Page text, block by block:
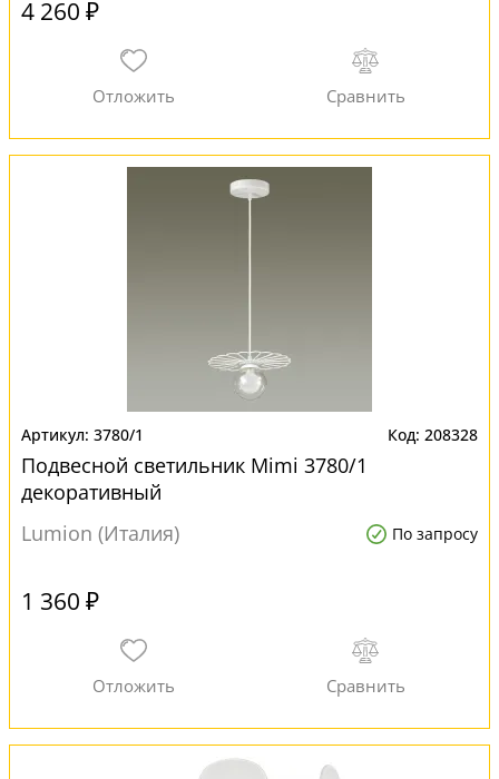
4 260 ₽
3780/1 208328
Подвесной светильник Mimi 3780/1
декоративный
Lumion (Италия)
По запросу
1 360 ₽